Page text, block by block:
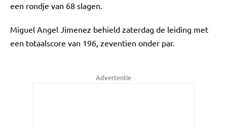
een rondje van 68 slagen.
Miguel Angel Jimenez behield zaterdag de leiding met
een totaalscore van 196, zeventien onder par.
Advertentie